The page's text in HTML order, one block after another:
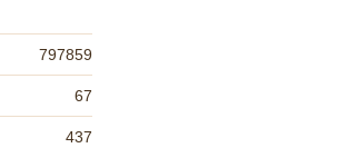
797859
67
437